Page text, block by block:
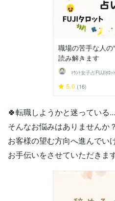
職場の苦手な人の
読み解きます
ﾏｳﾝﾄ女子占FUJIﾀﾛｯ
5.0 (16)
🍀転職しようかと迷っている...
そんなお悩みはありませんか？
お客様の望む方向へ進んでい
お手伝いをさせていただきます